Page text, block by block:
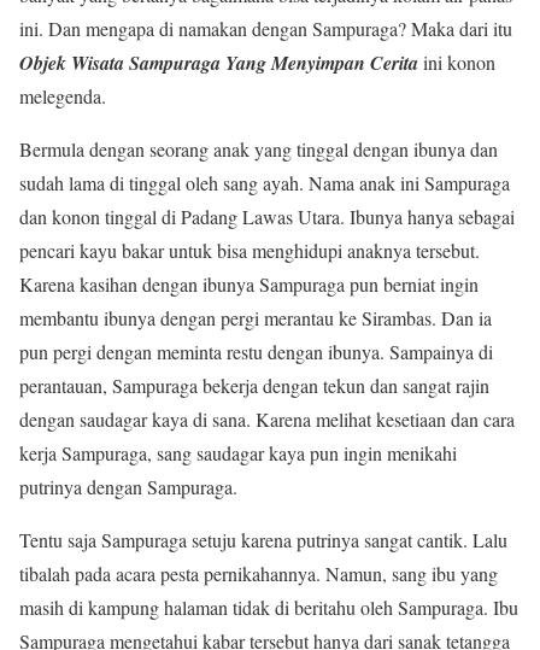
ini. Dan mengapa di namakan dengan Sampuraga? Maka dari itu
Objek Wisata Sampuraga Yang Menyimpan Ceritaini konon
melegenda.
Bermula dengan seorang anak yang tinggal dengan ibunya dan
sudah lama di tinggal oleh sang ayah. Nama anak ini Sampuraga
dan konon tinggal di Padang Lawas Utara. Ibunya hanya sebagai
pencari kayu bakar untuk bisa menghidupi anaknya tersebut.
Karena kasihan dengan ibunya Sampuraga pun berniat ingin
membantu ibunya dengan pergi merantau ke Sirambas. Dan ia
pun pergi dengan meminta restu dengan ibunya. Sampainya di
perantauan, Sampuraga bekerja dengan tekun dan sangat rajin
dengan saudagar kaya di sana. Karena melihat kesetiaan dan cara
kerja Sampuraga, sang saudagar kaya pun ingin menikahi
putrinya dengan Sampuraga.
Tentu saja Sampuraga setuju karena putrinya sangat cantik. Lalu
tibalah pada acara pesta pernikahannya. Namun, sang ibu yang
masih di kampung halaman tidak di beritahu oleh Sampuraga. Ibu
Sampuraga mengetahui kabar tersebut hanya dari sanak tetangga